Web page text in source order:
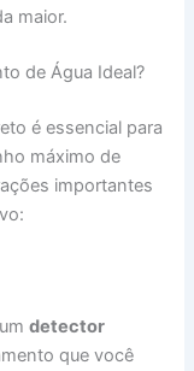
maior.
de Água Ideal?
é essencial para
máximo de
importantes
detector
que você